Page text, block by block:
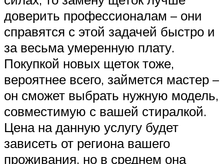
доверить профессионалам – они
справятся с этой задачей быстро и
за весьма умеренную плату.
Покупкой новых щеток тоже,
вероятнее всего, займется мастер –
он сможет выбрать нужную модель,
совместимую с вашей стиралкой.
Цена на данную услугу будет
зависеть от региона вашего
проживания, но в среднем она